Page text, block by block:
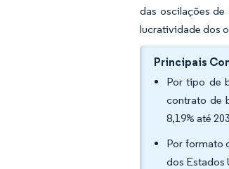
das oscilações
lucratividade dos
Principais
Por tipo de
contrato de
8,19% até
Por formato
dos Estados